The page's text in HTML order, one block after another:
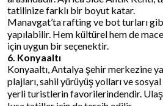
tatilinize farklı bir boyut katar.
Manavgat’ta rafting ve bot turları
yapılabilir. Hem kültürel hem de
için uygun bir seçenektir.
6. Konyaaltı
Konyaaltı, Antalya şehir merkezine
plajları, sahil yürüyüş yolları ve
yerli turistlerin favorilerindendir.